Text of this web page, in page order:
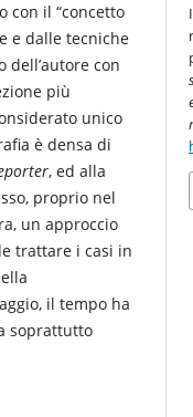
con il “concetto
e dalle tecniche
con
più
unico
è densa di
, ed alla
proprio nel
un approccio
trattare i casi in
il tempo ha
soprattutto